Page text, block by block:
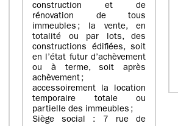
construction et de
rénovation de tous
immeubles ; la vente, en
totalité ou par lots, des
constructions édifiées, soit
en l’état futur d’achèvement
ou à terme, soit après
achèvement ;
accessoirement la location
temporaire totale ou
partielle des immeubles ;
Siège social : 7 rue de